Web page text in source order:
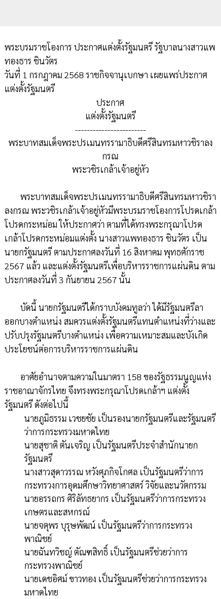
พระบรมราชโองการ ประกาศแต่งตั้งรัฐมนตรี รัฐบาลนางสาวแพ
ทองธาร ชินวัตร
วันที่ 1 กรกฎาคม 2568 ราชกิจจานุเบกษา เผยแพร่ประกาศ
แต่งตั้งรัฐมนตรี
ประกาศ
แต่งตั้งรัฐมนตรี
------------------------
พระบาทสมเด็จพระปรเมนทรรามาธิบดีศรีสินทรมหาวชิราลง
กรณ
พระวชิรเกล้าเจ้าอยู่หัว
พระบาทสมเด็จพระปรเมนทรรามาธิบดีศรีสินทรมหาวชิรา
ลงกรณ พระวชิรเกล้าเจ้าอยู่หัวมีพระบรมราชโองการโปรดเกล้า
โปรดกระหม่อม ให้ประกาศว่า ตามที่ได้ทรงพระกรุณาโปรด
เกล้าโปรดกระหม่อมแต่งตั้ง นางสาวแพทองธาร ชินวัตร เป็น
นายกรัฐมนตรี ตามประกาศลงวันที่ 16 สิงหาคม พุทธศักราช
2567 แล้ว และแต่งตั้งรัฐมนตรีเพื่อบริหารราชการแผ่นดิน ตาม
ประกาศลงวันที่ 3 กันยายน 2567 นั้น
บัดนี้ นายกรัฐมนตรีได้กราบบังคมทูลว่า ได้มีรัฐมนตรีลา
ออกบางตำแหน่ง สมควรแต่งตั้งรัฐมนตรีแทนตำแหน่งที่ว่างและ
ปรับปรุงรัฐมนตรีบางตำแหน่ง เพื่อความเหมาะสมและบังเกิด
ประโยชน์ต่อการบริหารราชการแผ่นดิน
อาศัยอำนาจตามความในมาตรา 158 ของรัฐธรรมนูญแห่ง
ราชอาณาจักรไทย จึงทรงพระกรุณาโปรดเกล้าฯ แต่งตั้ง
รัฐมนตรี ดังต่อไปนี้
นายภูมิธรรม เวชยชัย เป็นรองนายกรัฐมนตรีและรัฐมนตรี
ว่าการกระทรวงมหาดไทย
นายสุชาติ ตันเจริญ เป็นรัฐมนตรีประจำสำนักนายก
รัฐมนตรี
นางสาวสุดาวรรณ หวังศุภกิจโกศล เป็นรัฐมนตรีว่าการ
กระทรวงการอุดมศึกษาวิทยาศาสตร์ วิจัยและนวัตกรรม
นายอรรถกร ศิริลัทธยากร เป็นรัฐมนตรีว่าการกระทรวง
เกษตรและสหกรณ์
นายจตุพร บุรุษพัฒน์ เป็นรัฐมนตรีว่าการกระทรวง
พาณิชย์
นายฉันทวิชญ์ ตัณฑสิทธิ์ เป็นรัฐมนตรีช่วยว่าการ
กระทรวงพาณิชย์
นายเดชอิศม์ ขาวทอง เป็นรัฐมนตรีช่วยว่าการกระทรวง
มหาดไทย